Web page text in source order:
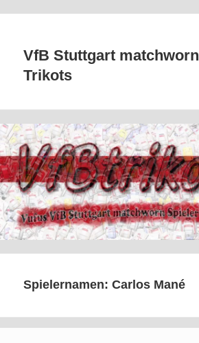
VfB Stuttgart matchworn
Trikots
Spielernamen:Carlos Mané